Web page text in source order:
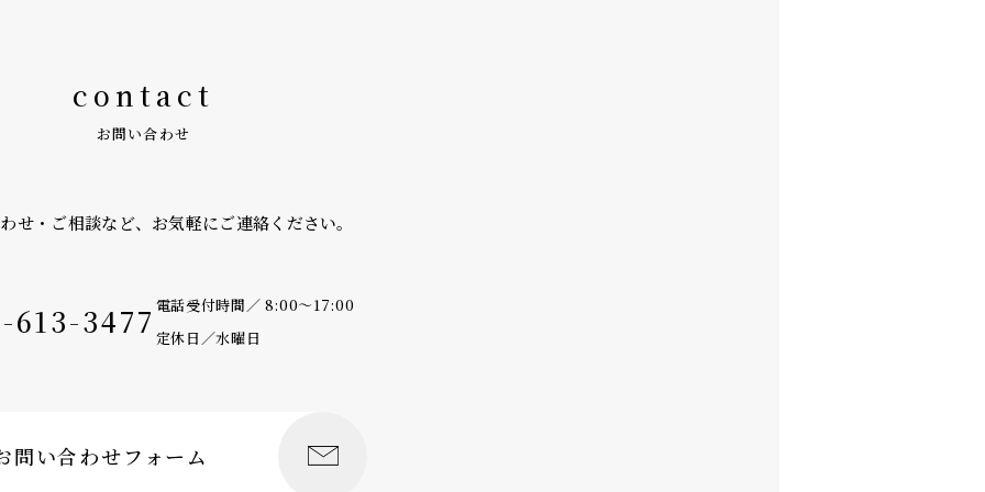
contact
お問い合わせ
せ・ご相談など、 お気軽にご連絡ください。
613-3477 電話受付時間／ 8:00〜17:00
定休日／水曜日
問い合わせフォーム